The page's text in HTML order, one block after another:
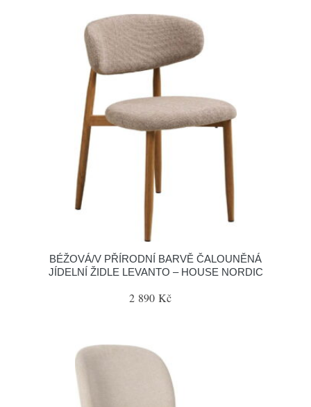
BÉŽOVÁ/V PŘÍRODNÍ BARVĚ ČALOUNĚNÁ
JÍDELNÍ ŽIDLE LEVANTO – HOUSE NORDIC
2 890 Kč